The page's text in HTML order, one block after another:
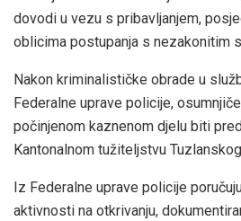
dovodi u vezu s pribavljanjem,
oblicima postupanja s nezakonitim
Nakon kriminalističke obrade u
Federalne uprave policije,
počinjenom kaznenom djelu biti
Kantonalnom tužiteljstvu
Iz Federalne uprave policije
aktivnosti na otkrivanju,